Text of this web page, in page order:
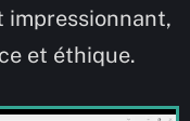
impressionnant,
et éthique.